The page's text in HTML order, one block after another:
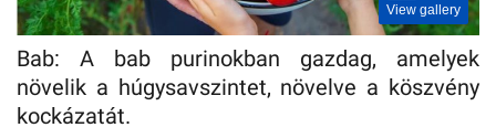
View gallery
Bab: A bab purinokban gazdag, amelyek
növelik a húgysavszintet, növelve a köszvény
kockázatát.